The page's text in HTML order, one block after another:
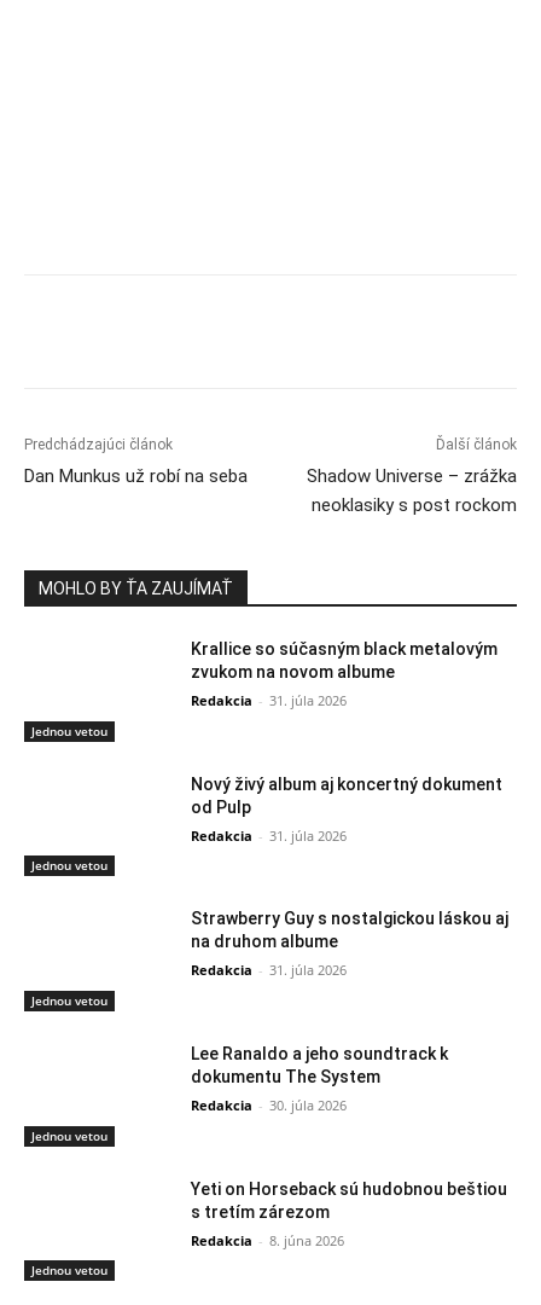
Predchádzajúci článok
Dan Munkus už robí na seba
Ďalší článok
Shadow Universe – zrážka
neoklasiky s post rockom
MOHLO BY ŤA ZAUJÍMAŤ
Jednou vetou
Krallice so súčasným black metalovým
zvukom na novom albume
Redakcia - 31. júla 2026
Jednou vetou
Nový živý album aj koncertný dokument
od Pulp
Redakcia - 31. júla 2026
Jednou vetou
Strawberry Guy s nostalgickou láskou aj
na druhom albume
Redakcia - 31. júla 2026
Jednou vetou
Lee Ranaldo a jeho soundtrack k
dokumentu The System
Redakcia - 30. júla 2026
Jednou vetou
Yeti on Horseback sú hudobnou beštiou
s tretím zárezom
Redakcia - 8. júna 2026